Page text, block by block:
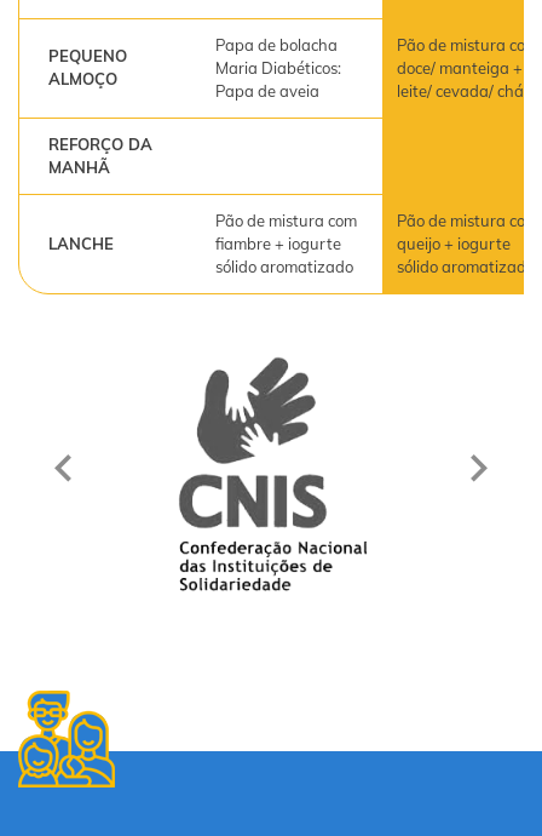
PEQUENO
ALMOÇO
Papa de bolacha
Maria Diabéticos:
Papa de aveia
Pão de mistura com
doce/ manteiga +
leite/ cevada/ chá
REFORÇO DA
MANHÃ
LANCHE
Pão de mistura com
fiambre + iogurte
sólido aromatizado
Pão de mistura com
queijo + iogurte
sólido aromatizado